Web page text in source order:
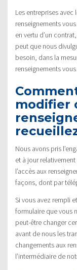
Les entreprises
renseignements
en vertu d’un
peut que nous
besoin, dans la
renseignements
modifier
Nous avons pris
et à jour
l’accès aux
façons, dont par
Si vous avez rempli
formulaire que vous
peut-être changer
avant de nous les
changements aux
l’intermédiaire de